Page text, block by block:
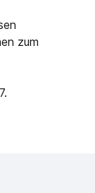
zum